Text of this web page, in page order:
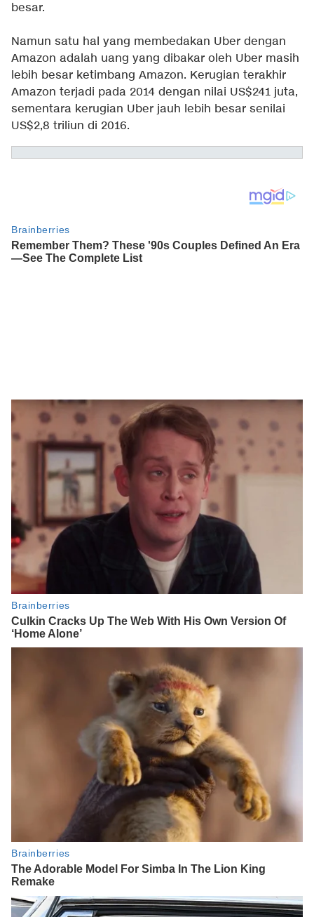
besar.
Namun satu hal yang membedakan Uber dengan
Amazon adalah uang yang dibakar oleh Uber masih
lebih besar ketimbang Amazon. Kerugian terakhir
Amazon terjadi pada 2014 dengan nilai US$241 juta,
sementara kerugian Uber jauh lebih besar senilai
US$2,8 triliun di 2016.